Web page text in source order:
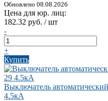
Обновлено 08.08.2026
Цена для юр. лиц:
182.32 руб. / шт
-
+
Купить
Выключатель
4.5кА